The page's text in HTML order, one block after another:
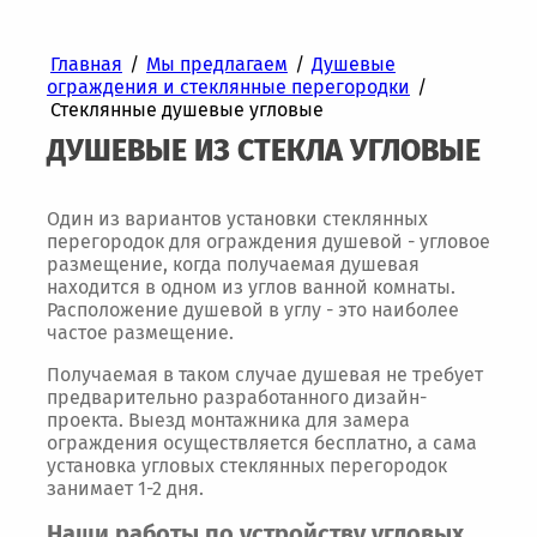
Один из вариантов установки стеклянных
перегородок для ограждения душевой - угловое
размещение, когда получаемая душевая
находится в одном из углов ванной комнаты.
Расположение душевой в углу - это наиболее
частое размещение.
Получаемая в таком случае душевая не требует
предварительно разработанного дизайн-
проекта. Выезд монтажника для замера
ограждения осуществляется бесплатно, а сама
установка угловых стеклянных перегородок
занимает 1-2 дня.
Главная / Мы предлагаем / Душевые
ограждения и стеклянные перегородки /
Стеклянные душевые угловые
ДУШЕВЫЕ ИЗ СТЕКЛА УГЛОВЫЕ